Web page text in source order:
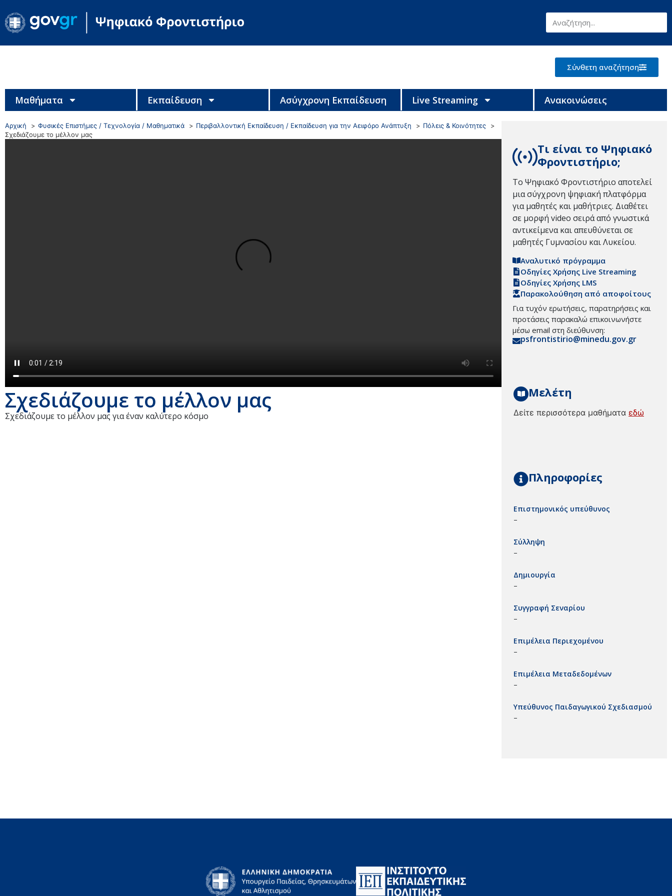
Σύνθετη αναζήτηση
Μαθήματα Εκπαίδευση Ασύγχρονη Εκπαίδευση Live Streaming Ανακοινώσεις
Αρχική Φυσικές Επιστήμες / Τεχνολογία / Μαθηματικά Περιβαλλοντική Εκπαίδευση / Εκπαίδευση για την Αειφόρο Ανάπτυξη
Πόλεις & Κοινότητες
Σχεδιάζουμε το μέλλον μας
Σχεδιάζουμε το μέλλον μας
Σχεδιάζουμε το μέλλον μας για έναν καλύτερο κόσμο
Τι είναι το Ψηφιακό
Φροντιστήριο;
Το Ψηφιακό Φροντιστήριο αποτελεί
μια σύγχρονη ψηφιακή πλατφόρμα
για μαθητές και μαθήτριες. Διαθέτει
σε μορφή video σειρά από γνωστικά
αντικείμενα και απευθύνεται σε
μαθητές Γυμνασίου και Λυκείου.
Αναλυτικό πρόγραμμα
Οδηγίες Χρήσης Live Streaming
Οδηγίες Χρήσης LMS
Παρακολούθηση από αποφοίτους
Για τυχόν ερωτήσεις, παρατηρήσεις και
προτάσεις παρακαλώ επικοινωνήστε
μέσω email στη διεύθυνση:
psfrontistirio@minedu.gov.gr
Μελέτη
Δείτε περισσότερα μαθήματα εδώ
Πληροφορίες
Επιστημονικός υπεύθυνος
–
Σύλληψη
–
Δημιουργία
–
Συγγραφή Σεναρίου
–
Επιμέλεια Περιεχομένου
–
Επιμέλεια Μεταδεδομένων
–
Υπεύθυνος Παιδαγωγικού Σχεδιασμού
–